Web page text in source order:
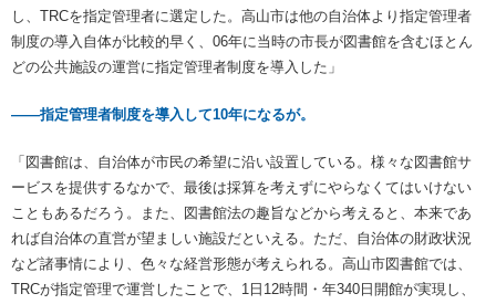
し、TRCを指定管理者に選定した。高山市は他の自治体より指定管理者
制度の導入自体が比較的早く、06年に当時の市長が図書館を含むほとん
どの公共施設の運営に指定管理者制度を導入した」
――指定管理者制度を導入して10年になるが。
「図書館は、自治体が市民の希望に沿い設置している。様々な図書館サ
ービスを提供するなかで、最後は採算を考えずにやらなくてはいけない
こともあるだろう。また、図書館法の趣旨などから考えると、本来であ
れば自治体の直営が望ましい施設だといえる。ただ、自治体の財政状況
など諸事情により、色々な経営形態が考えられる。高山市図書館では、
TRCが指定管理で運営したことで、1日12時間・年340日開館が実現し、